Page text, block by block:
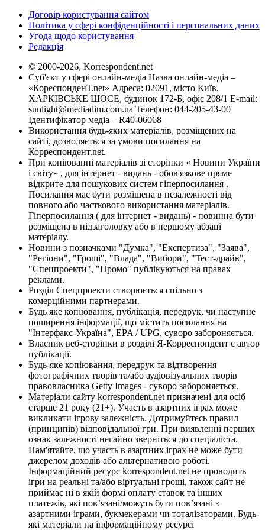
Договір користування сайтом
Політика у сфері конфіденційності і персональних даних
Угода щодо користування
Редакція
© 2000-2026, Korrespondent.net
Суб'єкт у сфері онлайн-медіа Назва онлайн-медіа –
«КореспонденТ.net» Адреса: 02091, місто Київ,
ХАРКІВСЬКЕ ШОСЕ, будинок 172-Б, офіс 208/1 E-mail:
sunlight@mediadim.com.ua Телефон: 044-205-43-00
Ідентифікатор медіа – R40-06068
Використання будь-яких матеріалів, розміщених на
сайті, дозволяється за умови посилання на
Корреспондент.net.
При копіюванні матеріалів зі сторінки « Новини України
і світу» , для інтернет - видань - обов'язкове пряме
відкрите для пошукових систем гіперпосилання .
Посилання має бути розміщена в незалежності від
повного або часткового використання матеріалів.
Гіперпосилання ( для інтернет - видань) - повинна бути
розміщена в підзаголовку або в першому абзаці
матеріалу.
Новини з позначками "Думка", "Експертиза", "Заява",
"Регіони", "Гроші", "Влада", "Вибори", "Тест-драйв",
"Спецпроекти", "Промо" публікуються на правах
реклами.
Розділ Спецпроекти створюється спільно з
комерційними партнерами.
Будь яке копіювання, публікація, передрук, чи наступне
поширення інформації, що містить посилання на
"Інтерфакс-Україна", EPA / UPG, суворо забороняється.
Власник веб-сторінки в розділі Я-Корреспондент є автор
публікації.
Будь-яке копіювання, передрук та відтворення
фотографічних творів та/або аудіовізуальних творів
правовласника Getty Images - суворо забороняється.
Матеріали сайту korrespondent.net призначені для осіб
старше 21 року (21+). Участь в азартних іграх може
викликати ігрову залежність. Дотримуйтесь правил
(принципів) відповідальної гри. При виявленні перших
ознак залежності негайно зверніться до спеціаліста.
Пам'ятайте, що участь в азартних іграх не може бути
джерелом доходів або альтернативою роботі.
Інформаційний ресурс korrespondent.net не проводить
ігри на реальні та/або віртуальні гроші, також сайт не
приймає ні в якій формі оплату ставок та інших
платежів, які пов’язані/можуть бути пов’язані з
азартними іграми, букмекерами чи тоталізаторами. Будь-
які матеріали на інформаційному ресурсі